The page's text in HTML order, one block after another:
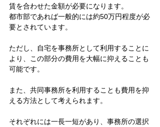
賃を合わせた金額が必要になります。
都市部であれば一般的には約50万円程度が必
要とされています。
ただし、自宅を事務所として利用することに
より、この部分の費用を大幅に抑えることも
可能です。
また、共同事務所を利用することも費用を抑
える方法として考えられます。
それぞれには一長一短があり、事務所の選択